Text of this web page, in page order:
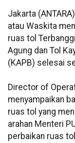
Jakarta
atau Waskita
ruas tol
Agung dan Tol
(KAPB) selesai
Director of
menyampaikan
ruas tol yang
arahan Menteri
perbaikan ruas